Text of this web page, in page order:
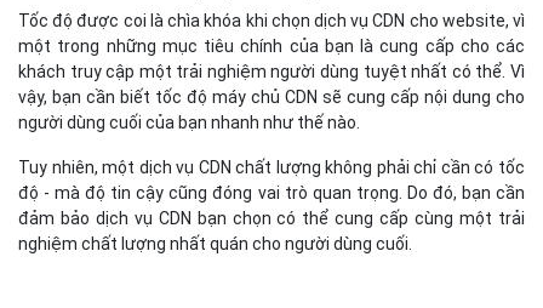
Tốc độ được coi là chìa khóa khi chọn dịch vụ CDN cho website, vì
một trong những mục tiêu chính của bạn là cung cấp cho các
khách truy cập một trải nghiệm người dùng tuyệt nhất có thể. Vì
vậy, bạn cần biết tốc độ máy chủ CDN sẽ cung cấp nội dung cho
người dùng cuối của bạn nhanh như thế nào.
Tuy nhiên, một dịch vụ CDN chất lượng không phải chỉ cần có tốc
độ - mà độ tin cậy cũng đóng vai trò quan trọng. Do đó, bạn cần
đảm bảo dịch vụ CDN bạn chọn có thể cung cấp cùng một trải
nghiệm chất lượng nhất quán cho người dùng cuối.